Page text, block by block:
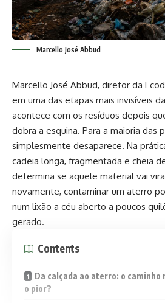
Marcello José Abbud
Marcello José Abbud, diretor da
em uma das etapas mais invisíveis
acontece com os resíduos depois
dobra a esquina. Para a maioria das
simplesmente desaparece. Na
cadeia longa, fragmentada e cheia
determina se aquele material vai
novamente, contaminar um aterro
num lixão a céu aberto a poucos
gerado.
Contents
Da calçada ao aterro: o caminho
o pior?